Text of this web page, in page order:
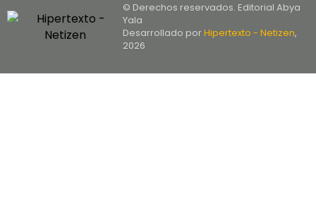
© Derechos reservados. Editorial Abya
Yala
Desarrollado porHipertexto - Netizen,
2026